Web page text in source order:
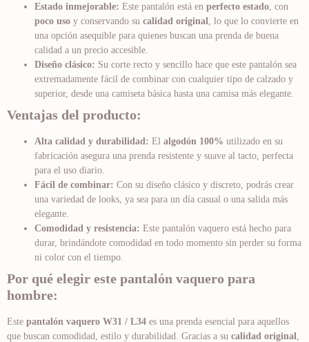
Estado inmejorable: Este pantalón está en perfecto estado , con
poco uso y conservando su calidad original
, lo que lo convierte en
una opción asequible para quienes buscan una prenda de buena
calidad a un precio accesible.
Diseño clásico: Su corte recto y sencillo hace que este pantalón sea
extremadamente fácil de combinar con cualquier tipo de calzado y
superior, desde una camiseta básica hasta una camisa más elegante.
Ventajas del producto:
Alta calidad y durabilidad: El algodón 100% utilizado en su
fabricación asegura una prenda resistente y suave al tacto, perfecta
para el uso diario.
Fácil de combinar: Con su diseño clásico y discreto, podrás crear
una variedad de looks, ya sea para un día casual o una salida más
elegante.
Comodidad y resistencia: Este pantalón vaquero está hecho para
durar, brindándote comodidad en todo momento sin perder su forma
ni color con el tiempo.
Por qué elegir este pantalón vaquero para
hombre:
Este pantalón vaquero W31 / L34 es una prenda esencial para aquellos
que buscan comodidad, estilo y durabilidad. Gracias a su calidad original